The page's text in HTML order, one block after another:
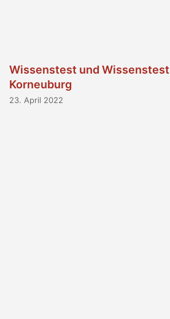
Wissenstest und
Korneuburg
23. April 2022